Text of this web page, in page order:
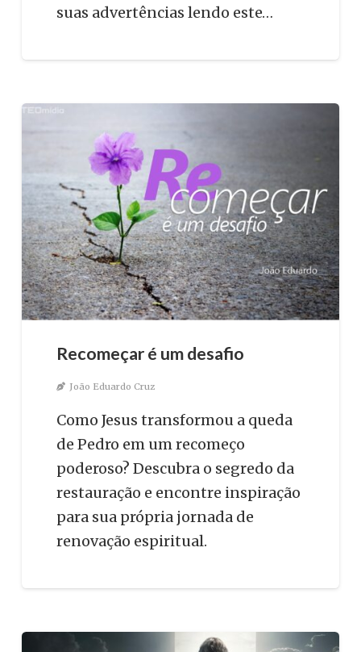
suas advertências lendo este…
Recomeçar é um desafio
João Eduardo Cruz
Como Jesus transformou a queda
de Pedro em um recomeço
poderoso? Descubra o segredo da
restauração e encontre inspiração
para sua própria jornada de
renovação espiritual.